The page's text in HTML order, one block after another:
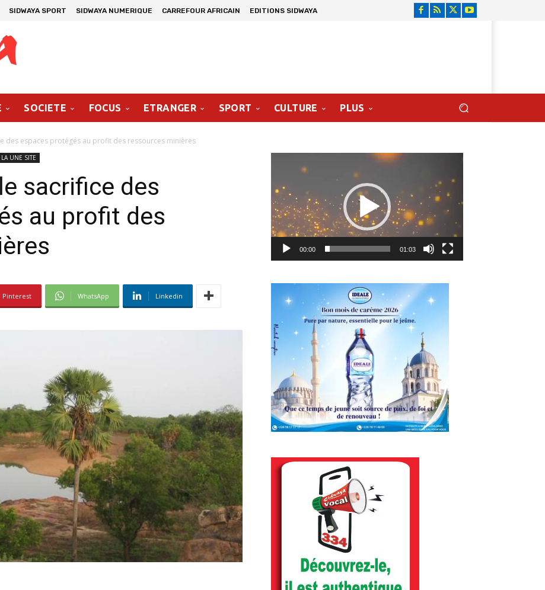
SIDWAYA SPORT SIDWAYA NUMERIQUE CARREFOUR AFRICAIN EDITIONS SIDWAYA
SOCIETE FOCUS ETRANGER SPORT CULTURE PLUS
des espaces protégés au profit des ressources minières
LA UNE SITE
sacrifice des
au profit des
Pinterest WhatsApp Linkedin
00:00 01:03